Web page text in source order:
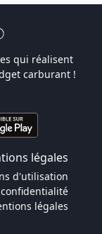
qui réalisent
carburant !
légales
d'utilisation
légales